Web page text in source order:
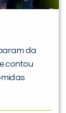
da
contou